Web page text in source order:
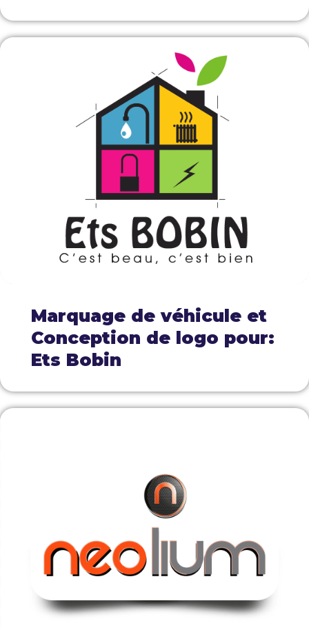
Marquage de véhicule et
Conception de logo pour:
Ets Bobin